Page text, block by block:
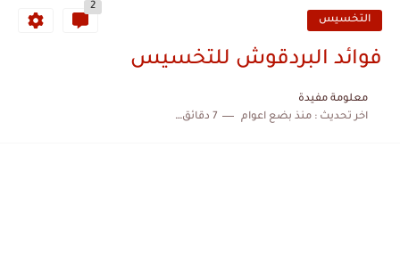
تجربتي مع ماء البصل للشعر عالم حواء
تجربتي مع البصل لإنبات الشعر
التخسيس
2
فوائد البردقوش للتخسيس
معلومة مفيدة
اخر تحديث :منذ بضع اعوام 7 دقائق للقراءة